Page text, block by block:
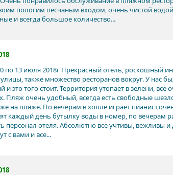
пологим песчаным входом, очень чистой
и всегда большое количество...
по 13 июля 2018г Прекрасный отель, роскошный
также множество ресторанов вокруг. У нас
и это того стоит. Территория утопает в зелени,
Пляж очень удобный, всегда есть свободные
на пляже. По вечерам в холле играет
каждый день бутылку воды в номер, по вечерам
персонал отеля. Абсолютно все учтивы, вежливы
с вами и все...